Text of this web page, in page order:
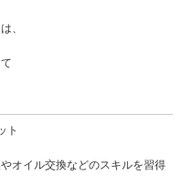
、
ト
オイル交換などのスキルを習得